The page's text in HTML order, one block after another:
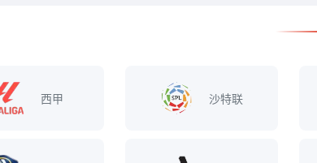
西甲 沙特联